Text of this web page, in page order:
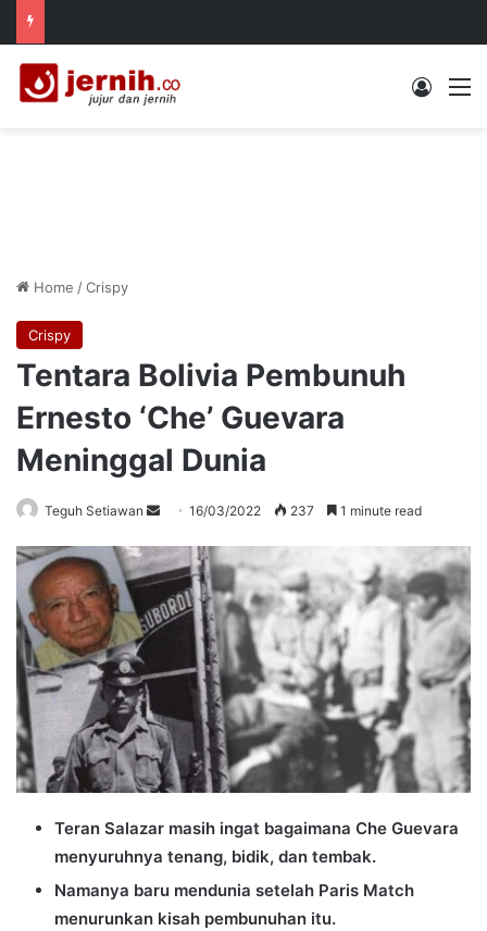
Log In
Home /Crispy
Crispy
Tentara Bolivia Pembunuh
Ernesto ‘Che’ Guevara
Meninggal Dunia
Teguh Setiawan
Send
email
16/03/2022 237 1 minute read
Teran Salazar masih ingat bagaimana Che Guevara
menyuruhnya tenang, bidik, dan tembak.
Namanya baru mendunia setelah Paris Match
menurunkan kisah pembunuhan itu.